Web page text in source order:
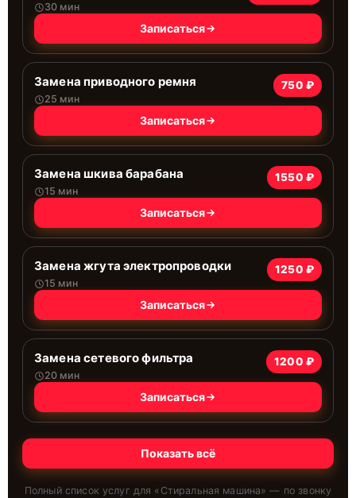
30 мин
Записаться
Замена приводного ремня
25 мин
750 ₽
Записаться
Замена шкива барабана
15 мин
1550 ₽
Записаться
Замена жгута электропроводки
15 мин
1250 ₽
Записаться
Замена сетевого фильтра
20 мин
1200 ₽
Записаться
Показать всё
Полный список услуг для « Стиральная машина» — по звонку